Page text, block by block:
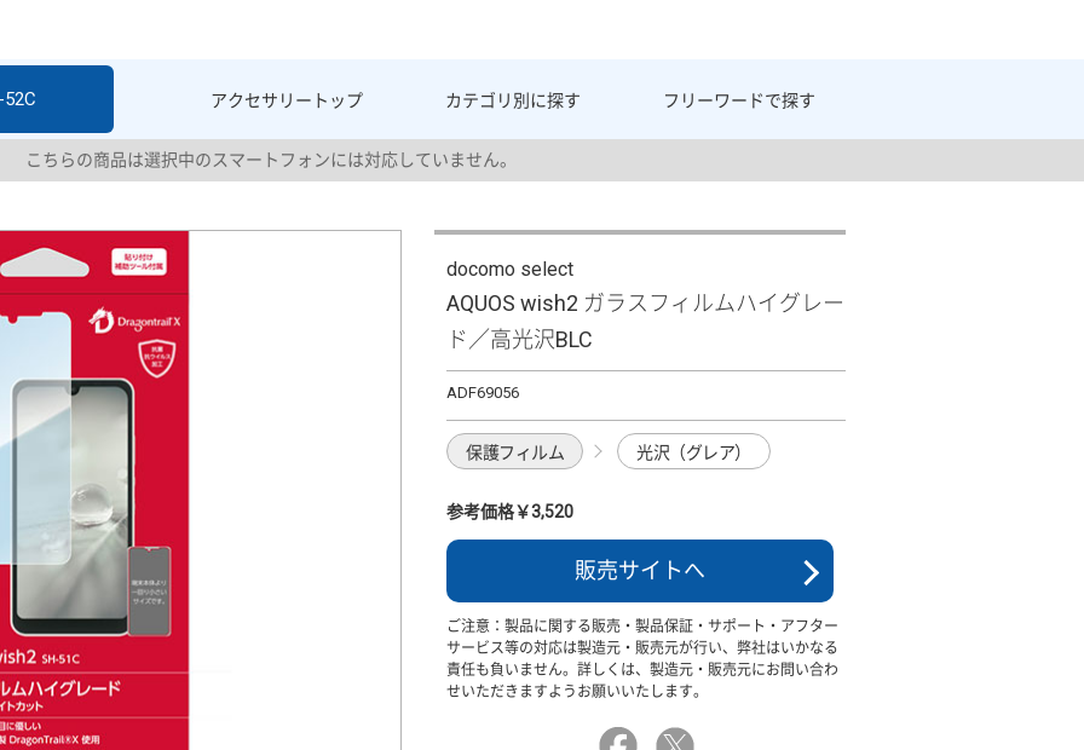
アクセサリー トップ カテゴリ別に探す フリーワードで探す
52C
こちらの商品は選択中のスマートフォンには対応していません。
docomo select
AQUOS wish2 ガラスフィルムハイグレー
ド／高光沢BLC
ADF69056
保護フィルム 光沢（グレア）
参考価格￥3,520
販売サイトへ
ご注意：製品に関する販売・製品保証・サポート・アフター
サービス等の対応は製造元・販売元が行い、弊社はいかなる
責任も負いません。詳しくは、製造元・販売元にお問い合わ
せいただきますようお願いいたします。